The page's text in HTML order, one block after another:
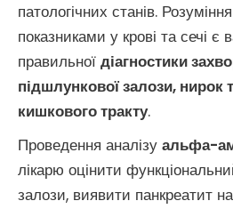
патологічних станів.
показниками у крові та сечі
правильної діагностики
підшлункової залози,
кишкового тракту.
Проведення аналізу альфа-
лікарю оцінити
залози, виявити панкреатит